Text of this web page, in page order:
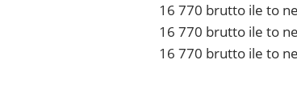
16 770 brutto ile to
16 770 brutto ile to
16 770 brutto ile to